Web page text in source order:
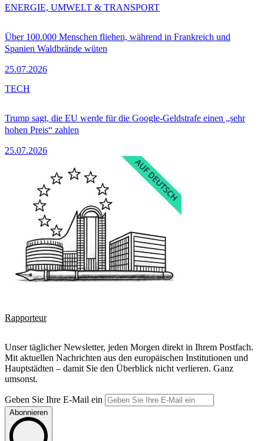
Über 100.000 Menschen fliehen, während in Frankreich und
Spanien Waldbrände wüten
25.07.2026
ENERGIE, UMWELT & TRANSPORT
Trump sagt, die EU werde für die Google-Geldstrafe einen „sehr
hohen Preis“ zahlen
25.07.2026
TECH
Rapporteur
Unser täglicher Newsletter, jeden Morgen direkt in Ihrem Postfach.
Mit aktuellen Nachrichten aus den europäischen Institutionen und
Hauptstädten – damit Sie den Überblick nicht verlieren. Ganz
umsonst.
Geben Sie Ihre E-Mail ein
Abonnieren